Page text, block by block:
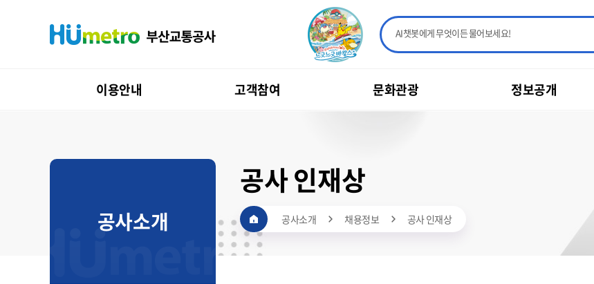
AI챗봇에게 무엇이든 물어보세요!
이용안내 고객참여 문화관광 정보공개
공사 인재상
공사소개 채용정보 공사 인재상
공사소개